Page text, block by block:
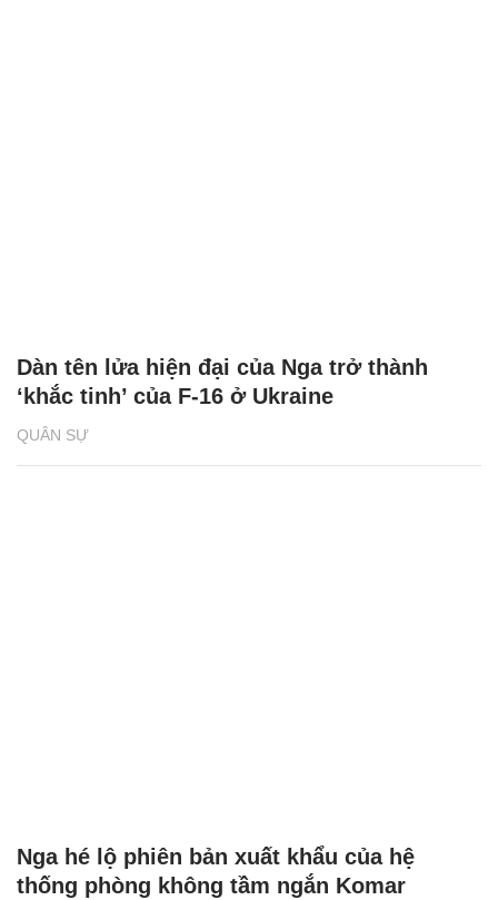
QUÂN SỰ
Dàn tên lửa hiện đại của Nga trở thành
‘khắc tinh’ của F-16 ở Ukraine
Nga hé lộ phiên bản xuất khẩu của hệ
thống phòng không tầm ngắn Komar